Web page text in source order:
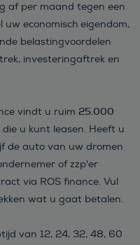
af per maand tegen een
economisch eigendom,
belastingvoordelen
investeringaftrek en
vindt u ruim 25.000
die u kunt leasen. Heeft u
de auto van uw dromen
of zzp'er
via ROS finance. Vul
wat u gaat betalen.
van 12, 24, 32, 48, 60